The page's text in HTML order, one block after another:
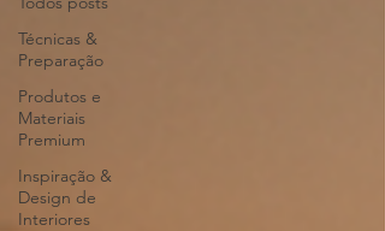
Técnicas &
Preparação
Produtos e
Materiais
Premium
Inspiração &
Design de
Interiores